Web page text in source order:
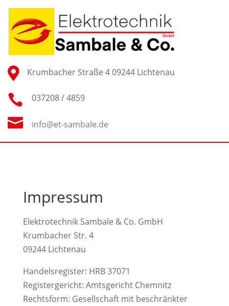
 Krumbacher Straße 4 09244 Lichtenau
 037208 / 4859
 info@et-sambale.de
Impressum
Elektrotechnik Sambale & Co. GmbH
Krumbacher Str. 4
09244 Lichtenau
Handelsregister: HRB 37071
Registergericht: Amtsgericht Chemnitz
Rechtsform: Gesellschaft mit beschränkter